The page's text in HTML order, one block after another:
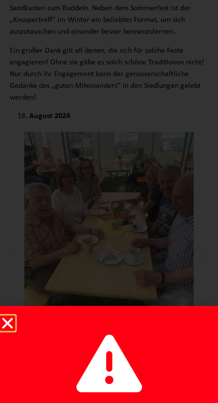
Sandkasten zum Buddeln. Neben dem Sommerfest ist der
„Knuspertreff“ im Winter ein beliebtes Format, um sich
auszutauschen und einander besser kennenzulernen.
Ein großer Dank gilt all denen, die sich für solche Feste
engagieren! Ohne sie gäbe es solch schöne Traditionen nicht!
Nur durch ihr Engagement kann der genossenschaftliche
Gedanke des „guten Miteinanders“ in den Siedlungen gelebt
werden!
August 2024